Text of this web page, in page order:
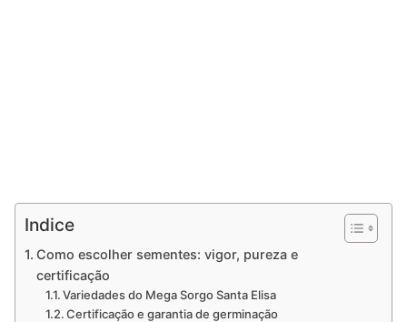
Indice
Como escolher sementes: vigor, pureza e
certificação
Variedades do Mega Sorgo Santa Elisa
Certificação e garantia de germinação